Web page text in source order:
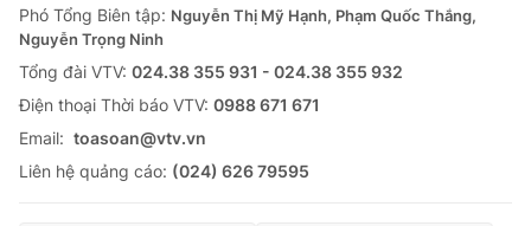
Thị trường
Tư vấn
Lịch phát sóng
Chuyên mục khác
Emagazine Podcast
Phó Tổng Biên tập: Nguyễn Thị Mỹ Hạnh, Phạm Quốc Thắng,
Nguyễn Trọng Ninh
Tổng đài VTV: 024.38 355 931 - 024.38 355 932
Ðiện thoại Thời báo VTV: 0988 671 671
Email: toasoan@vtv.vn
Liên hệ quảng cáo: (024) 626 79595